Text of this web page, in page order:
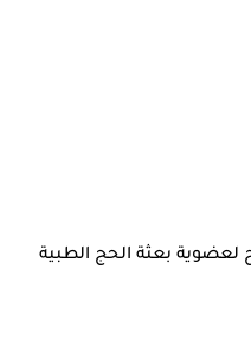
لعضوية بعثة الحج الطبية